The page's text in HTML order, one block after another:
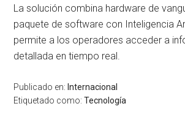
La solución combina hardware de
paquete de software con Inteligencia
permite a los operadores acceder a
detallada en tiempo real.
Publicado en: Internacional
Etiquetado como:Tecnología